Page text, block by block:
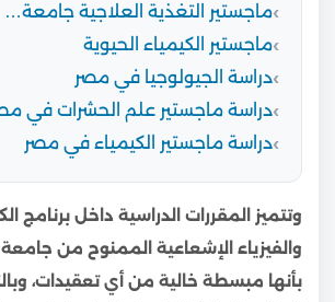
ماجستير التغذية العلاجية جامعة…
ماجستير الكيمياء الحيوية
دراسة الجيولوجيا في مصر
دراسة ماجستير علم الحشرات في
دراسة ماجستير الكيمياء في مصر
وتتميز المقررات الدراسية داخل برنامج
والفيزياء الإشعاعية الممنوح من
بأنها مبسطة خالية من أي تعقيدات،